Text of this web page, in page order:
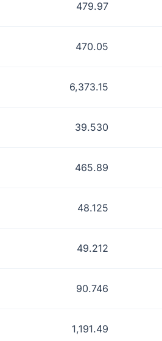
479.97
470.05
6,373.15
39.530
465.89
48.125
49.212
90.746
1,191.49